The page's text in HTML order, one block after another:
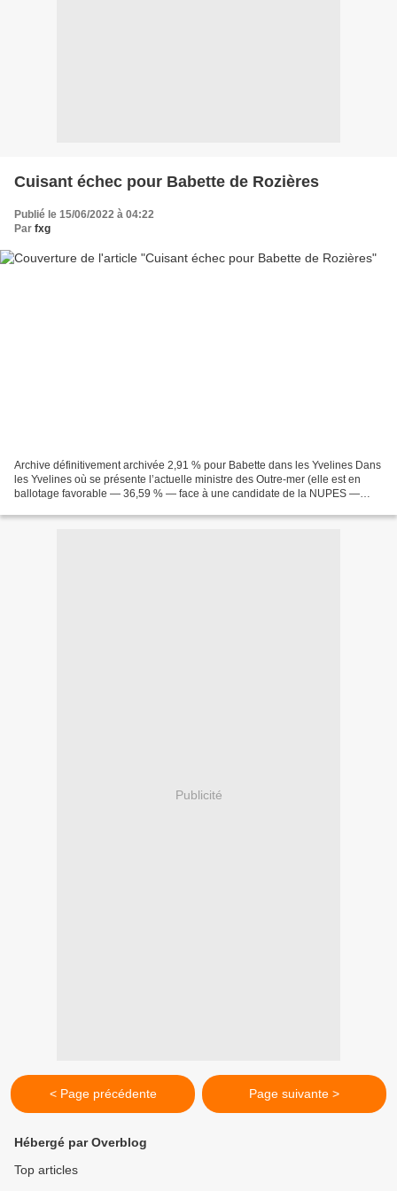
Cuisant échec pour Babette de Rozières
Publié le 15/06/2022 à 04:22
Par fxg
Archive définitivement archivée 2,91 % pour Babette dans les Yvelines Dans
les Yvelines où se présente l’actuelle ministre des Outre-mer (elle est en
ballotage favorable — 36,59 % — face à une candidate de la NUPES —
Publicité
< Page précédente Page suivante >
Hébergé par Overblog
Top articles